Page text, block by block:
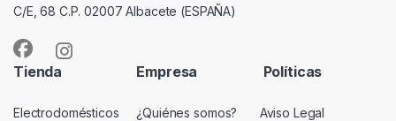
C/E, 68 C.P. 02007 Albacete (ESPAÑA)
Tienda
Electrodomésticos
Empresa
¿Quiénes somos?
Políticas
Aviso Legal